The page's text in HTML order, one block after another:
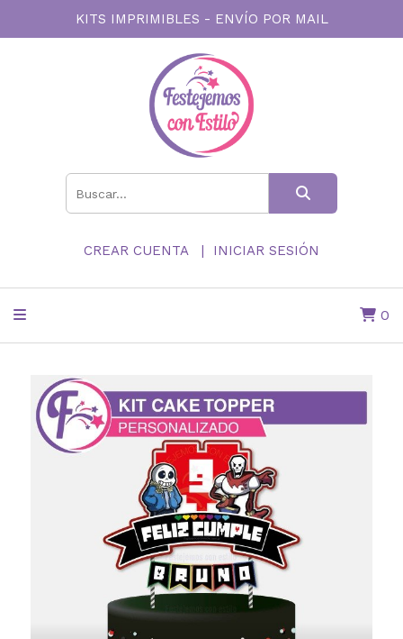
KITS IMPRIMIBLES - ENVÍO POR MAIL
CREAR CUENTA INICIAR SESIÓN
0